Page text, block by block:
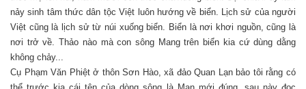
nảy sinh tâm thức dân tộc Việt luôn hướng về biển. Lịch sử của người
Việt cũng là lịch sử từ núi xuống biển. Biển là nơi khơi nguồn, cũng là
nơi trở về. Thảo nào mà con sông Mang trên biển kia cứ dùng dằng
không chảy...
Cụ Phạm Văn Phiệt ở thôn Sơn Hào, xã đảo Quan Lạn bảo tôi rằng có